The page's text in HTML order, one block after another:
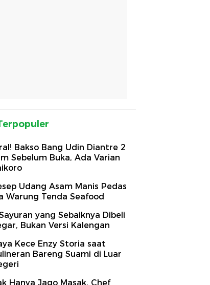
Bakso Bang Udin Diantre 2
Sebelum Buka, Ada Varian
Udang Asam Manis Pedas
Warung Tenda Seafood
yang Sebaiknya Dibeli
Bukan Versi Kalengan
Kece Enzy Storia saat
Bareng Suami di Luar
Hanya Jago Masak, Chef